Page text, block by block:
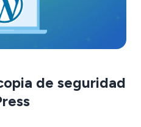
de seguridad